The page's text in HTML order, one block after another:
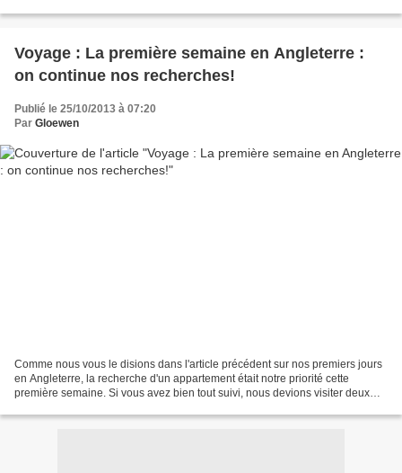
Voyage : La première semaine en Angleterre :
on continue nos recherches!
Publié le 25/10/2013 à 07:20
Par Gloewen
Comme nous vous le disions dans l'article précédent sur nos premiers jours
en Angleterre, la recherche d'un appartement était notre priorité cette
première semaine. Si vous avez bien tout suivi, nous devions visiter deux